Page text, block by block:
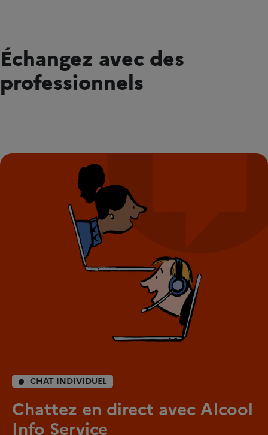
Échangez avec des
professionnels
CHAT INDIVIDUEL
Chattez en direct avec Alcool
Info Service